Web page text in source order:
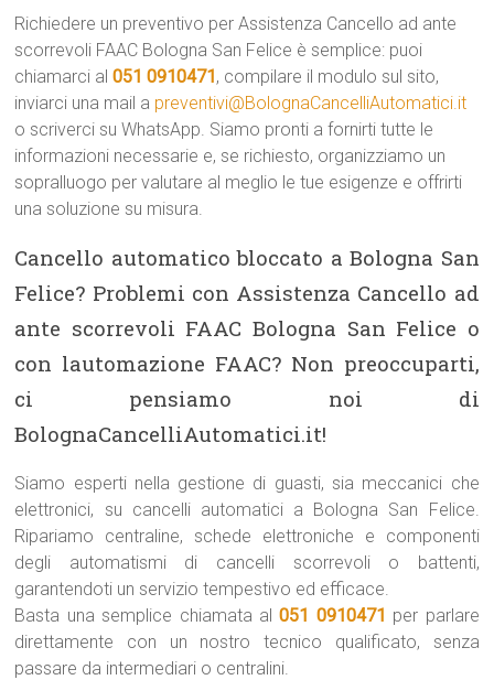
Richiedere un preventivo per Assistenza Cancello ad ante
scorrevoli FAAC Bologna San Felice è semplice: puoi
chiamarci al051 0910471, compilare il modulo sul sito,
inviarci una mail a preventivi@BolognaCancelliAutomatici.it
o scriverci su WhatsApp. Siamo pronti a fornirti tutte le
informazioni necessarie e, se richiesto, organizziamo un
sopralluogo per valutare al meglio le tue esigenze e offrirti
una soluzione su misura.
Cancello automatico bloccato a Bologna San
Felice? Problemi con Assistenza Cancello ad
ante scorrevoli FAAC Bologna San Felice o
con lautomazione FAAC? Non preoccuparti,
ci pensiamo noi di
BolognaCancelliAutomatici.it!
Siamo esperti nella gestione di guasti, sia meccanici che
elettronici, su cancelli automatici a Bologna San Felice.
Ripariamo centraline, schede elettroniche e componenti
degli automatismi di cancelli scorrevoli o battenti,
garantendoti un servizio tempestivo ed efficace.
Basta una semplice chiamata al051 0910471 per parlare
direttamente con un nostro tecnico qualificato, senza
passare da intermediari o centralini.